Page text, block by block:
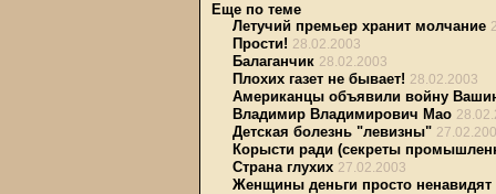
Еще по теме
Летучий премьер хранит молчание
Прости! 28.02.2003
Балаганчик 28.02.2003
Плохих газет не бывает! 28.02.2003
Американцы объявили войну
Владимир Владимирович Мао
Детская болезнь "левизны"
Корысти ради (секреты
Страна глухих 27.02.2003
Женщины деньги просто ненавидят